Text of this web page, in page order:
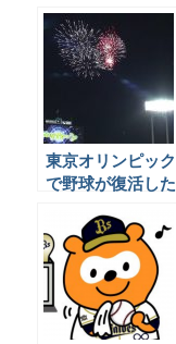
段階認証の設定方
法
東京オリンピック
で野球が復活した
ーシャル民はどう
言っているのか見
てみました